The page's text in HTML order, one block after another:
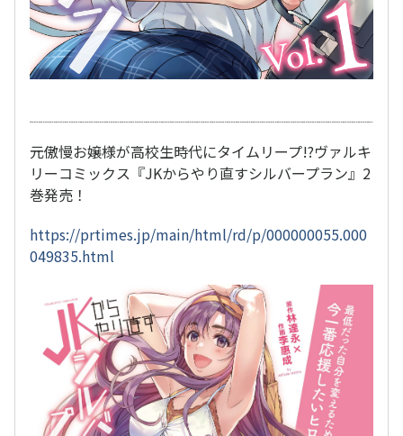
元傲慢お嬢様が高校生時代にタイムリープ!?ヴァルキ
リーコミックス『JKからやり直すシルバープラン』2
巻発売！
https://prtimes.jp/main/html/rd/p/000000055.000
049835.html